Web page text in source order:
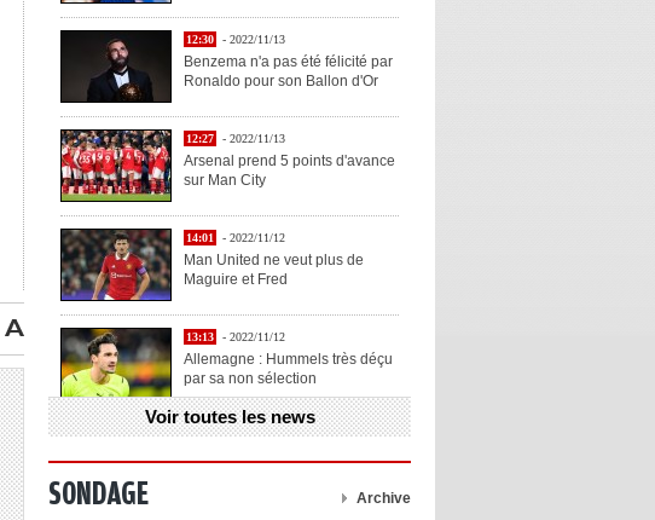
12:30 - 2022/11/13
Benzema n'a pas été félicité par
Ronaldo pour son Ballon d'Or
12:27 - 2022/11/13
Arsenal prend 5 points d'avance
sur Man City
14:01 - 2022/11/12
Man United ne veut plus de
Maguire et Fred
13:13 - 2022/11/12
Allemagne : Hummels très déçu
par sa non sélection
13:11 - 2022/11/12
Henry explique la chose qu'il
Voir toutes les news
SONDAGE Archive